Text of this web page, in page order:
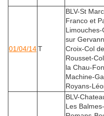
01/04/14T
BLV-St
Franco et
sur
Croix-Col
Rousset-
la Chau-
Machine-
Royans-
BLV-
Les